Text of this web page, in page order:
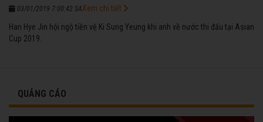
03/01/2019 7:00:42 SA
Han Hye Jin hội ngộ tiền vệ Ki Sung Yeung khi anh về nước thi đấu tại Asian
Cup 2019.
Xem chi tiết
QUẢNG CÁO